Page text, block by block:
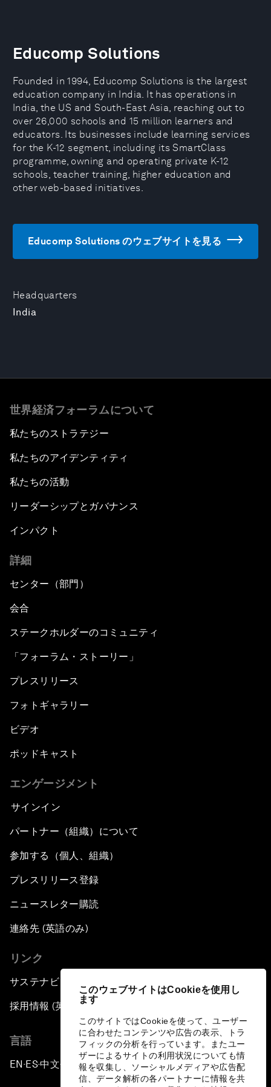
このウェブサイトはCookieを使用し
ます
このサイトではCookieを使って、ユーザー
に合わせたコンテンツや広告の表示、トラ
フィックの分析を行っています。またユー
ザーによるサイトの利用状況についても情
報を収集し、ソーシャルメディアや広告配
信、データ解析の各パートナーに情報を共
Headquarters
India
Educomp Solutions
Founded in 1994, Educomp Solutions is the largest
education company in India. It has operations in
India, the US and South-East Asia, reaching out to
over 26,000 schools and 15 million learners and
educators. Its businesses include learning services
for the K-12 segment, including its SmartClass
programme, owning and operating private K-12
schools, teacher training, higher education and
other web-based initiatives.
Educomp Solutions のウェブサイトを見る
世界経済フォーラムについて
私たちのストラテジー
私たちのアイデンティティ
私たちの活動
リーダーシップとガバナンス
インパクト
詳細
センター（部門）
会合
ステークホルダーのコミュニティ
「フォーラム・ストーリー」
プレスリリース
フォトギャラリー
ビデオ
ポッドキャスト
エンゲージメント
サインイン
パートナー（組織）について
参加する（個人、組織）
プレスリリース登録
ニュースレター購読
連絡先 (英語のみ)
リンク
サステナビリティへの取り組み
採用情報 (英語のみ)
言語
EN ▪ES▪中文▪ 日本語